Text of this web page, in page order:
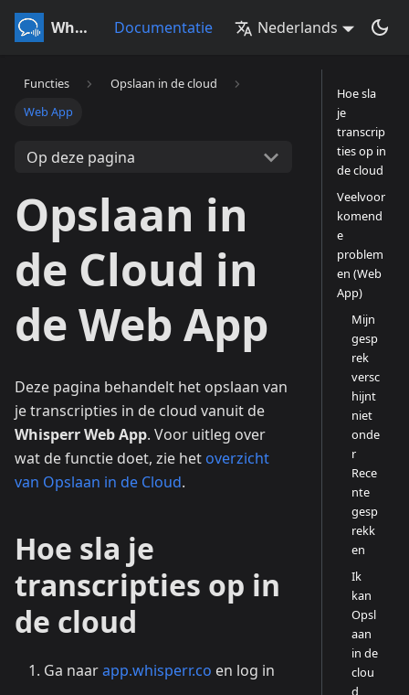
Whisperr Documentatie Nederlands
Functies
Opslaan in de cloud
Web App
Op deze pagina
Opslaan in
de Cloud in
de Web App
Deze pagina behandelt het opslaan van
je transcripties in de cloud vanuit de
Whisperr Web App. Voor uitleg over
wat de functie doet, zie het overzicht
van Opslaan in de Cloud.
Hoe sla je
transcripties op in
de cloud
Ga naarapp.whisperr.co en log in
Hoe sla
je
transcrip
ties op in
de cloud
Veelvoor
komend
e
problem
en (Web
App)
Mijn
gesp
rek
versc
hijnt
niet
onde
r
Rece
nte
gesp
rekk
en
Ik
kan
Opsl
aan
in de
clou
d